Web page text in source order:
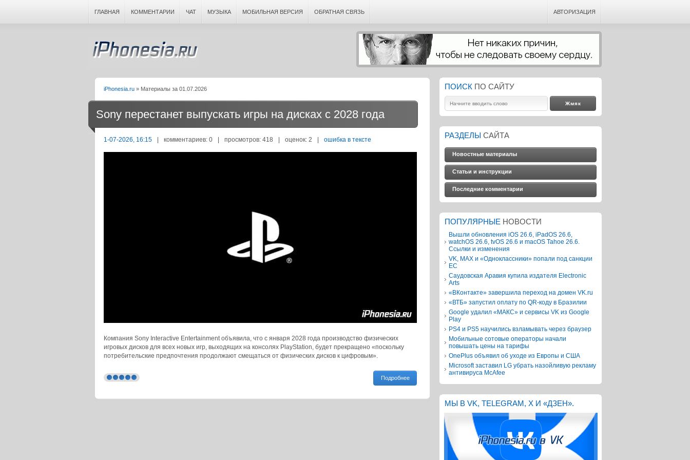
ГЛАВНАЯ КОММЕНТАРИИ ЧАТ МУЗЫКА МОБИЛЬНАЯ ВЕРСИЯ ОБРАТНАЯ СВЯЗЬ АВТОРИЗАЦИЯ
iPhonesia.ru » Материалы за 01.07.2026
Sony перестанет выпускать игры на дисках с 2028 года
1-07-2026, 16:15 | комментариев: 0 | просмотров: 418 | оценок: 2 | ошибка в тексте
Компания Sony Interactive Entertainment объявила, что с января 2028 года производство физических
игровых дисков для всех новых игр, выходящих на консолях PlayStation, будет прекращено «поскольку
потребительские предпочтения продолжают смещаться от физических дисков к цифровым».
Подробнее
ПОИСК ПО САЙТУ
РАЗДЕЛЫ САЙТА
Новостные материалы
Статьи и инструкции
Последние комментарии
ПОПУЛЯРНЫЕ НОВОСТИ
Вышли обновления iOS 26.6, iPadOS 26.6,
watchOS 26.6, tvOS 26.6 и macOS Tahoe 26.6.
Ссылки и изменения
VK, MAX и «Одноклассники» попали под санкции
ЕС
Саудовская Аравия купила издателя Electronic
Arts
«ВКонтакте» завершила переход на домен VK.ru
«ВТБ» запустил оплату по QR-коду в Бразилии
Google удалил «МАКС» и сервисы VK из Google
Play
PS4 и PS5 научились взламывать через браузер
Мобильные сотовые операторы начали
повышать цены на тарифы
OnePlus объявил об уходе из Европы и США
Microsoft заставил LG убрать назойливую рекламу
антивируса McAfee
МЫ В VK, TELEGRAM, X И «ДЗЕН».